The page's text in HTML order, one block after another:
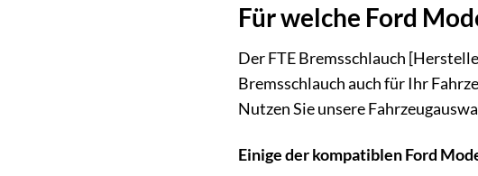
Für welche Ford
Der FTE Bremsschlauch
Bremsschlauch auch für Ihr
Nutzen Sie unsere
Einige der kompatiblen Ford